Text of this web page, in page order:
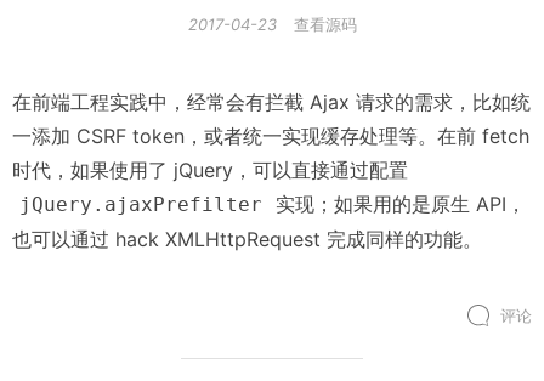
2017-04-23 查看源码
在前端工程实践中，经常会有拦截 Ajax 请求的需求，比如统
一添加 CSRF token，或者统一实现缓存处理等。在前 fetch
时代，如果使用了 jQuery，可以直接通过配置
jQuery.ajaxPrefilter
实现；如果用的是原生 API，
也可以通过 hack XMLHttpRequest 完成同样的功能。
评论